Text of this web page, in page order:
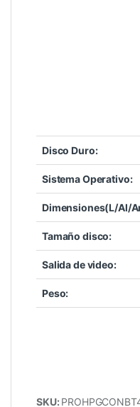
Disco Duro:
Sistema Operativo:
Dimensiones(L/Al/
Tamaño disco:
Salida de video:
Peso:
SKU: